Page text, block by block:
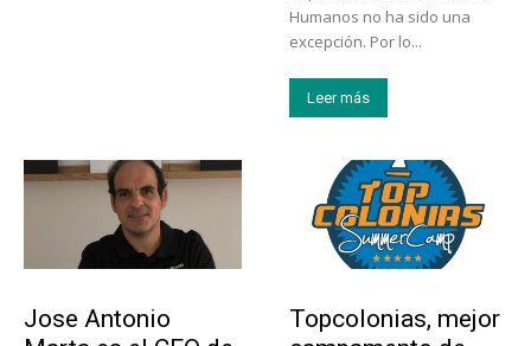
Humanos no ha sido una
excepción. Por lo...
Leer más
Jose Antonio
Topcolonias, mejor